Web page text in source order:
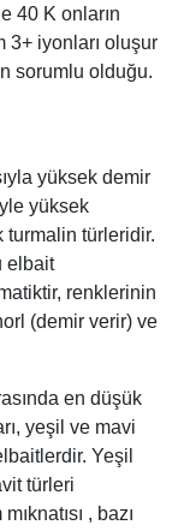
40 K onların
3+ iyonları oluşur
sorumlu olduğu.
yüksek demir
yüksek
turmalin türleridir.
elbait
renklerinin
(demir verir) ve
en düşük
yeşil ve mavi
Yeşil
türleri
, bazı